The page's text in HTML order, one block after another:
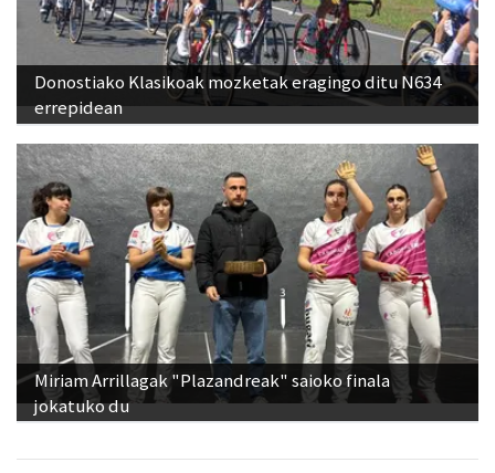
Donostiako Klasikoak mozketak eragingo ditu N634
errepidean
Miriam Arrillagak "Plazandreak" saioko finala
jokatuko du